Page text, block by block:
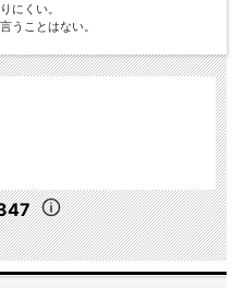
にくい。
うことはない。